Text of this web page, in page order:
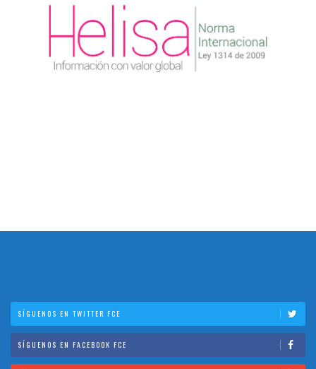
SÍGUENOS EN TWITTER FCE
SÍGUENOS EN FACEBOOK FCE